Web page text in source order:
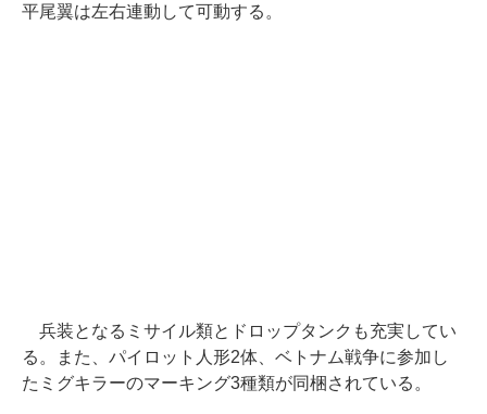
平尾翼は左右連動して可動する。
兵装となるミサイル類とドロップタンクも充実してい
る。また、パイロット人形2体、ベトナム戦争に参加し
たミグキラーのマーキング3種類が同梱されている。